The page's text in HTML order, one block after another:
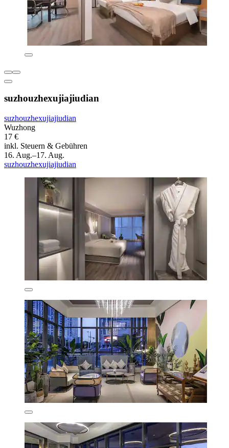
suzhouzhexujiajiudian
suzhouzhexujiajiudian
Wuzhong
17 €
inkl. Steuern & Gebühren
16. Aug.–17. Aug.
suzhouzhexujiajiudian